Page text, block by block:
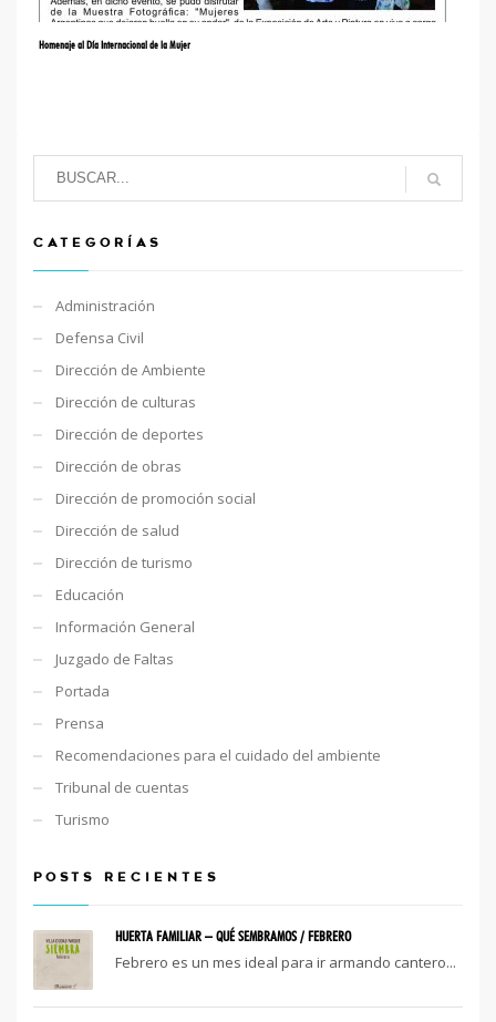
Homenaje al Día Internacional de la Mujer
CATEGORÍAS
Administración
Defensa Civil
Dirección de Ambiente
Dirección de culturas
Dirección de deportes
Dirección de obras
Dirección de promoción social
Dirección de salud
Dirección de turismo
Educación
Información General
Juzgado de Faltas
Portada
Prensa
Recomendaciones para el cuidado del ambiente
Tribunal de cuentas
Turismo
POSTS RECIENTES
HUERTA FAMILIAR – QUÉ SEMBRAMOS / FEBRERO
Febrero es un mes ideal para ir armando cantero...